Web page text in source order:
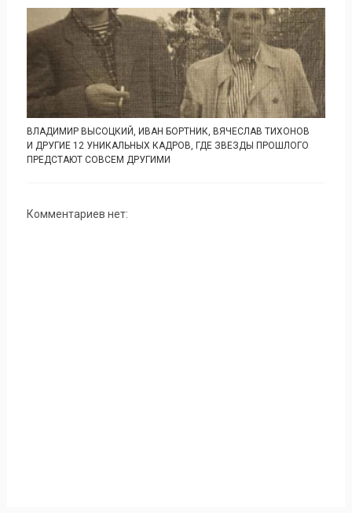
ВЛАДИМИР ВЫСОЦКИЙ, ИВАН БОРТНИК, ВЯЧЕСЛАВ ТИХОНОВ
И ДРУГИЕ 12 УНИКАЛЬНЫХ КАДРОВ, ГДЕ ЗВЕЗДЫ ПРОШЛОГО
ПРЕДСТАЮТ СОВСЕМ ДРУГИМИ
Комментариев нет: